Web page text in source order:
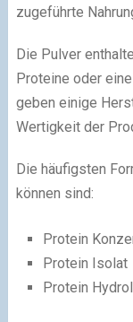
zugeführte
Die Pulver
Proteine oder
geben einige
Wertigkeit der
Die häufigsten
können sind:
Protein
Protein Isolat
Protein